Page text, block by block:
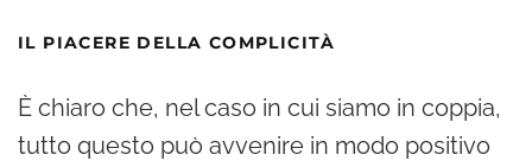
IL PIACERE DELLA COMPLICITÀ
È chiaro che, nel caso in cui siamo in coppia,
tutto questo può avvenire in modo positivo